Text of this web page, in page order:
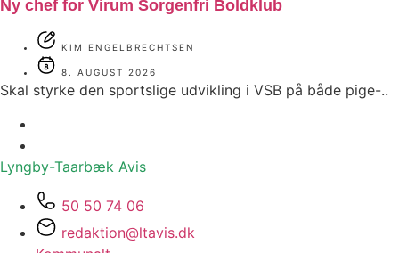
Ny chef for Virum Sorgenfri Boldklub
KIM ENGELBRECHTSEN
8. AUGUST 2026
Skal styrke den sportslige udvikling i VSB på både pige-..
Lyngby-Taarbæk Avis
50 50 74 06
redaktion@ltavis.dk